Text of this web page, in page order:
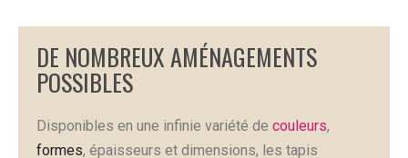
DE NOMBREUX AMÉNAGEMENTS
POSSIBLES
Disponibles en une infinie variété de couleurs,
formes, épaisseurs et dimensions, les tapis